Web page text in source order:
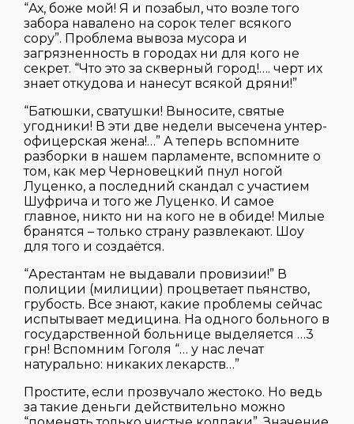
“Ах, боже мой! Я и позабыл, что возле того
забора навалено на сорок телег всякого
сору”. Проблема вывоза мусора и
загрязненность в городах ни для кого не
секрет. “Что это за скверный город!…. черт их
знает откудова и нанесут всякой дряни!”
“Батюшки, сватушки! Выносите, святые
угодники! В эти две недели высечена унтер-
офицерская жена!…” А теперь вспомните
разборки в нашем парламенте, вспомните о
том, как мер Черновецкий пнул ногой
Луценко, а последний скандал с участием
Шуфрича и того же Луценко. И самое
главное, никто ни на кого не в обиде! Милые
бранятся – только страну развлекают. Шоу
для того и создаётся.
“Арестантам не выдавали провизии!” В
полиции (милиции) процветает пьянство,
грубость. Все знают, какие проблемы сейчас
испытывает медицина. На одного больного в
государственной больнице выделяется …3
грн! Вспомним Гоголя “… у нас лечат
натурально: никаких лекарств…”
Простите, если прозвучало жестоко. Но ведь
за такие деньги действительно можно